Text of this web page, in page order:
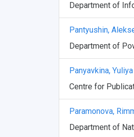
Department of
Pantyushin,
Department of
Panyavkina, Yuliya
Centre for
Paramonova,
Department of